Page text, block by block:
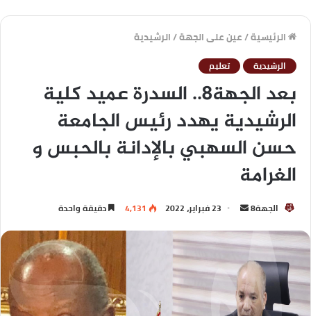
الرئيسية/عين على الجهة/الرشيدية
الرشيدية تعليم
بعد الجهة8.. السدرة عميد كلية
الرشيدية يهدد رئيس الجامعة
حسن السهبي بالإدانة بالحبس و
الغرامة
الجهة8 23 فبراير، 2022 4,131 دقيقة واحدة